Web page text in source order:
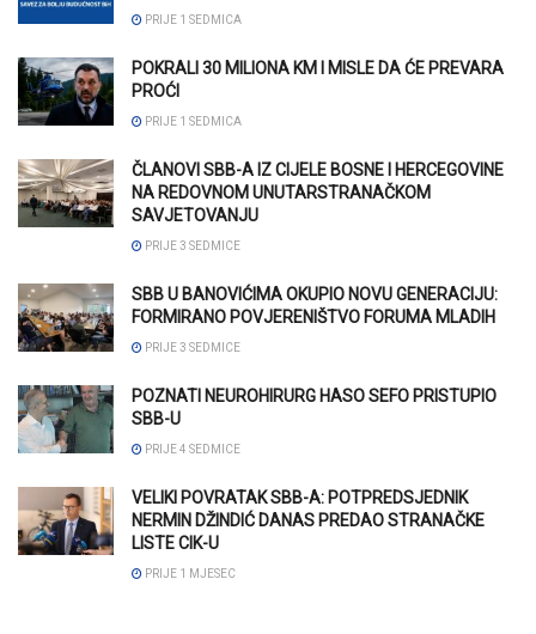
PRIJE 1 SEDMICA
POKRALI 30 MILIONA KM I MISLE DA ĆE PREVARA
PROĆI
PRIJE 1 SEDMICA
ČLANOVI SBB-A IZ CIJELE BOSNE I HERCEGOVINE
NA REDOVNOM UNUTARSTRANAČKOM
SAVJETOVANJU
PRIJE 3 SEDMICE
SBB U BANOVIĆIMA OKUPIO NOVU GENERACIJU:
FORMIRANO POVJERENIŠTVO FORUMA MLADIH
PRIJE 3 SEDMICE
POZNATI NEUROHIRURG HASO SEFO PRISTUPIO
SBB-U
PRIJE 4 SEDMICE
VELIKI POVRATAK SBB-A: POTPREDSJEDNIK
NERMIN DŽINDIĆ DANAS PREDAO STRANAČKE
LISTE CIK-U
PRIJE 1 MJESEC